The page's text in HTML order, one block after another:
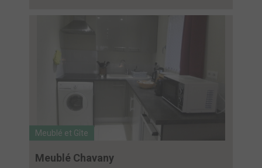
Meublé et Gîte
Meublé Chavany